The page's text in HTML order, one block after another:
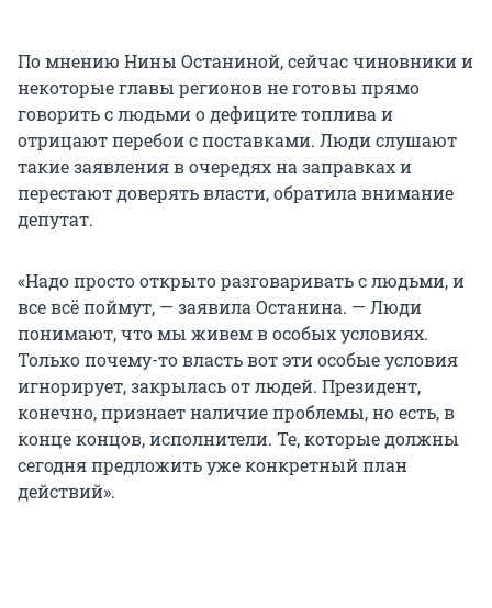
По мнению Нины Останиной, сейчас чиновники и
некоторые главы регионов не готовы прямо
говорить с людьми о дефиците топлива и
отрицают перебои с поставками. Люди слушают
такие заявления в очередях на заправках и
перестают доверять власти, обратила внимание
депутат.
«Надо просто открыто разговаривать с людьми, и
все всё поймут, — заявила Останина. — Люди
понимают, что мы живем в особых условиях.
Только почему-то власть вот эти особые условия
игнорирует, закрылась от людей. Президент,
конечно, признает наличие проблемы, но есть, в
конце концов, исполнители. Те, которые должны
сегодня предложить уже конкретный план
действий».